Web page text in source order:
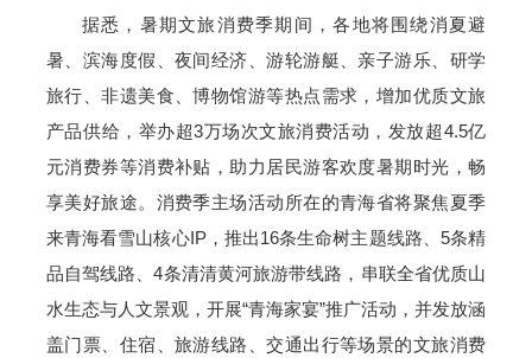
据悉，暑期文旅消费季期间，各地将围绕消夏避
暑、滨海度假、夜间经济、游轮游艇、亲子游乐、研学
旅行、非遗美食、博物馆游等热点需求，增加优质文旅
产品供给，举办超3万场次文旅消费活动，发放超4.5亿
元消费券等消费补贴，助力居民游客欢度暑期时光，畅
享美好旅途。消费季主场活动所在的青海省将聚焦夏季
来青海看雪山核心IP，推出16条生命树主题线路、5条精
品自驾线路、4条清清黄河旅游带线路，串联全省优质山
水生态与人文景观，开展“青海家宴”推广活动，并发放涵
盖门票、住宿、旅游线路、交通出行等场景的文旅消费